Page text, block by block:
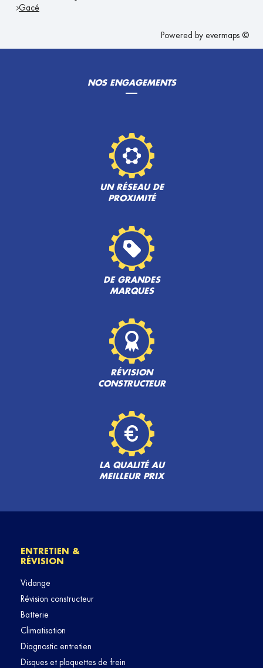
Gacé
Powered by evermaps ©
NOS ENGAGEMENTS
UN RÉSEAU DE
PROXIMITÉ
DE GRANDES
MARQUES
RÉVISION
CONSTRUCTEUR
LA QUALITÉ AU
MEILLEUR PRIX
ENTRETIEN &
RÉVISION
Vidange
Révision constructeur
Batterie
Climatisation
Diagnostic entretien
Disques et plaquettes de frein